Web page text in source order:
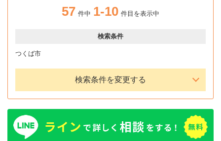
57 件中 1-10 件目を表示中
検索条件
つくば市
検索条件を変更する